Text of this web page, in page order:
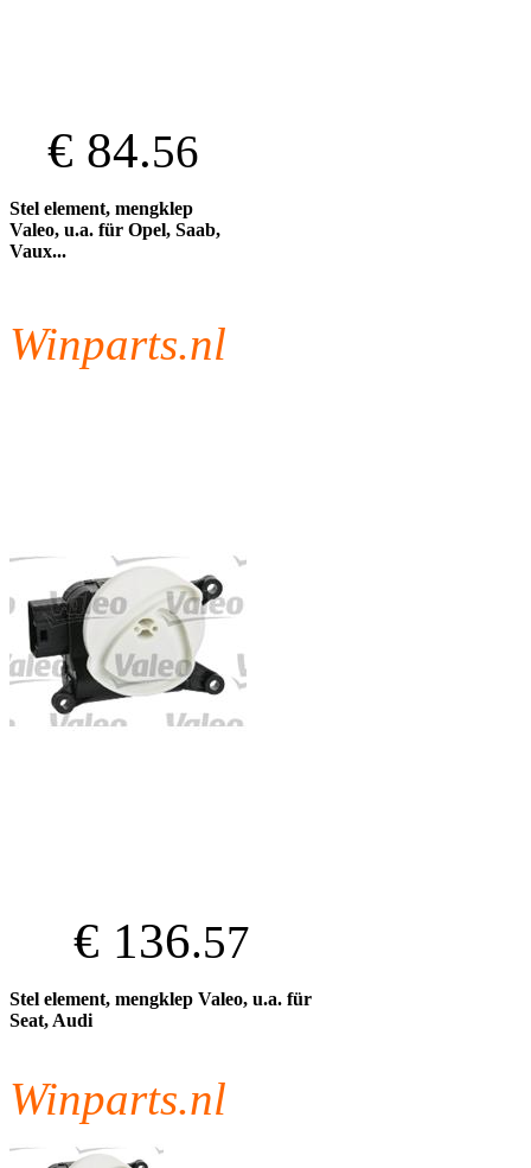
€ 84.56
Stel element, mengklep
Valeo, u.a. für Opel, Saab,
Vaux...
Winparts.nl
€ 136.57
Stel element, mengklep Valeo, u.a. für
Seat, Audi
Winparts.nl